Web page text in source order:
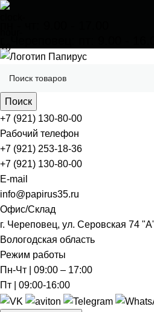
Поиск
+7 (921) 130-80-00
Рабочий телефон
+7 (921) 253-18-36
+7 (921) 130-80-00
E-mail
info@papirus35.ru
Офис/Склад
г. Череповец, ул. Серовская 74
Вологодская область
Режим работы
Пн-Чт | 09:00 – 17:00
Пт | 09:00-16:00